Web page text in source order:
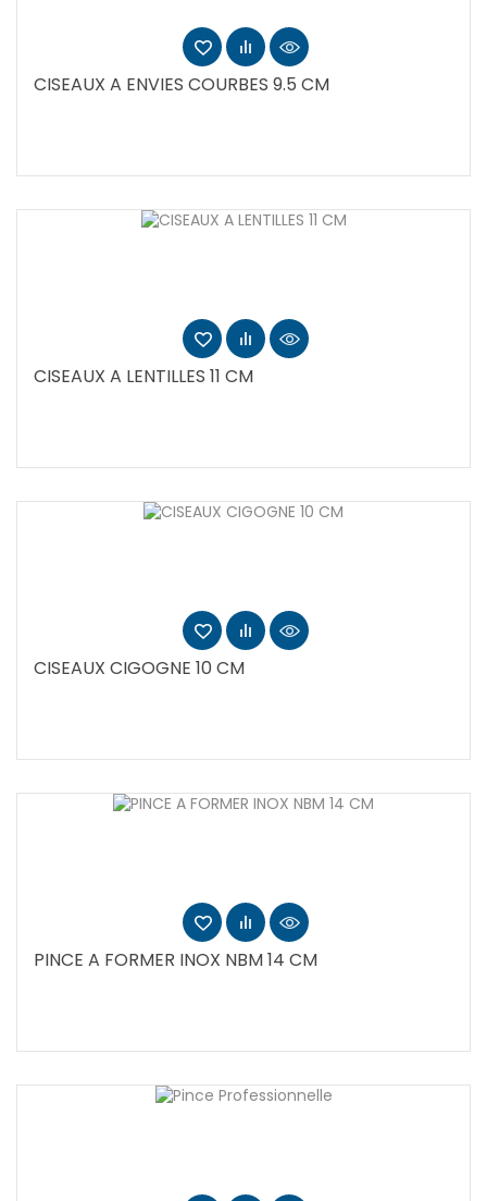
CISEAUX A ENVIES COURBES 9.5 CM
CISEAUX A LENTILLES 11 CM
CISEAUX CIGOGNE 10 CM
PINCE A FORMER INOX NBM 14 CM